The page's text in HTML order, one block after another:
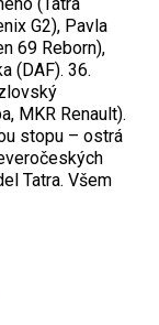
(Tatra
G2), Pavla
69 Reborn),
(DAF). 36.
MKR Renault).
stopu – ostrá
Tatra. Všem